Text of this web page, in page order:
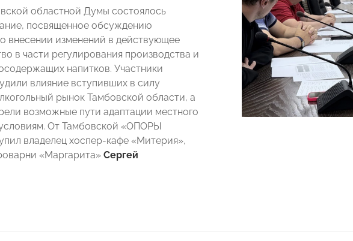
областной Думы состоялось
посвященное обсуждению
внесении изменений в действующее
в части регулирования производства и
напитков. Участники
влияние вступивших в силу
рынок Тамбовской области, а
возможные пути адаптации местного
От Тамбовской «ОПОРЫ
владелец хоспер-кафе «Митерия»,
«Маргарита» Сергей